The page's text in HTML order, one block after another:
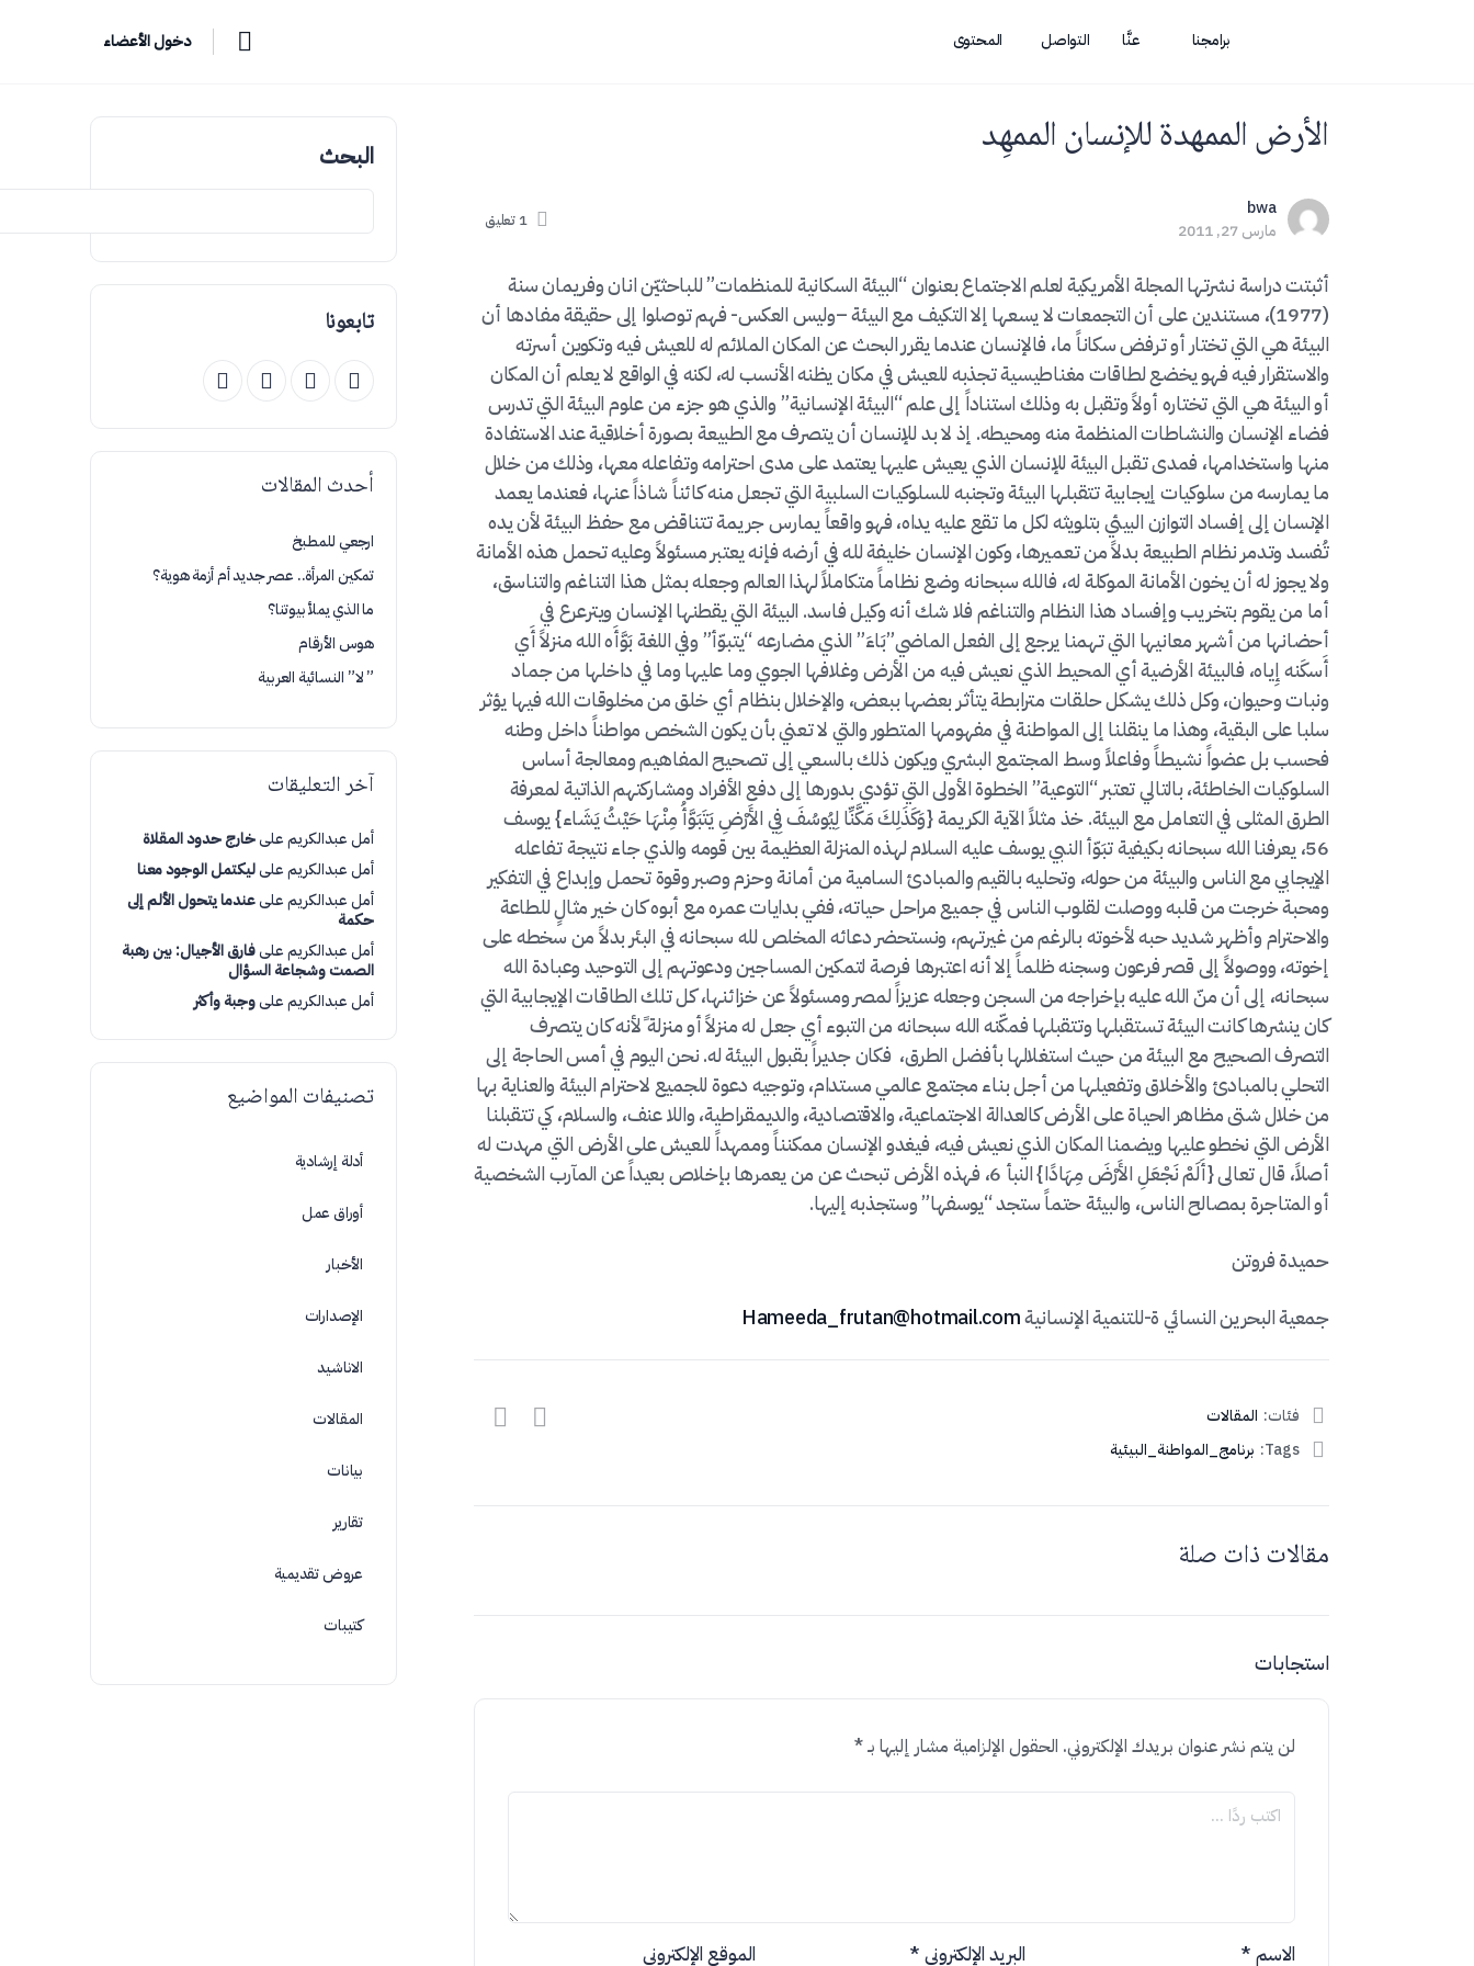
برامجنا عنَّا التواصل المحتوى دخول الأعضاء
الأرض الممهدة للإنسان الممهِد
bwa
مارس 27, 2011
1 تعليق
أثبتت دراسة نشرتها المجلة الأمريكية لعلم الاجتماع بعنوان “البيئة السكانية للمنظمات” للباحثيّن انان وفريمان سنة
(1977)، مستندين على أن التجمعات لا يسعها إلا التكيف مع البيئة –وليس العكس- فهم توصلوا إلى حقيقة مفادها أن
البيئة هي التي تختار أو ترفض سكاناً ما، فالإنسان عندما يقرر البحث عن المكان الملائم له للعيش فيه وتكوين أسرته
والاستقرار فيه فهو يخضع لطاقات مغناطيسية تجذبه للعيش في مكان يظنه الأنسب له، لكنه في الواقع لا يعلم أن المكان
أو البيئة هي التي تختاره أولاً وتقبل به وذلك استناداً إلى علم “البيئة الإنسانية” والذي هو جزء من علوم البيئة التي تدرس
فضاء الإنسان والنشاطات المنظمة منه ومحيطه. إذ لا بد للإنسان أن يتصرف مع الطبيعة بصورة أخلاقية عند الاستفادة
منها واستخدامها، فمدى تقبل البيئة للإنسان الذي يعيش عليها يعتمد على مدى احترامه وتفاعله معها، وذلك من خلال
ما يمارسه من سلوكيات إيجابية تتقبلها البيئة وتجنبه للسلوكيات السلبية التي تجعل منه كائناً شاذاً عنها، فعندما يعمد
الإنسان إلى إفساد التوازن البيئي بتلويثه لكل ما تقع عليه يداه، فهو واقعاً يمارس جريمة تتناقض مع حفظ البيئة لأن يده
تُفسد وتدمر نظام الطبيعة بدلاً من تعميرها، وكون الإنسان خليفة لله في أرضه فإنه يعتبر مسئولاً وعليه تحمل هذه الأمانة
ولا يجوز له أن يخون الأمانة الموكلة له، فالله سبحانه وضع نظاماً متكاملاً لهذا العالم وجعله بمثل هذا التناغم والتناسق،
أما من يقوم بتخريب وإفساد هذا النظام والتناغم فلا شك أنه وكيل فاسد. البيئة التي يقطنها الإنسان ويترعرع في
أحضانها من أشهر معانيها التي تهمنا يرجع إلى الفعل الماضي”بَاءَ” الذي مضارعه “يتبوّأ” وفي اللغة بَوَّأَه الله منزلاً أَي
أَسكَنه إِياه، فالبيئة الأرضية أي المحيط الذي نعيش فيه من الأرض وغلافها الجوي وما عليها وما في داخلها من جماد
ونبات وحيوان، وكل ذلك يشكل حلقات مترابطة يتأثر بعضها ببعض، والإخلال بنظام أي خلق من مخلوقات الله فيها يؤثر
سلبا على البقية، وهذا ما ينقلنا إلى المواطنة في مفهومها المتطور والتي لا تعني بأن يكون الشخص مواطناً داخل وطنه
فحسب بل عضواً نشيطاً وفاعلاً وسط المجتمع البشري ويكون ذلك بالسعي إلى تصحيح المفاهيم ومعالجة أساس
السلوكيات الخاطئة، بالتالي تعتبر “التوعية” الخطوة الأولى التي تؤدي بدورها إلى دفع الأفراد ومشاركتهم الذاتية لمعرفة
الطرق المثلى في التعامل مع البيئة. خذ مثلاً الآية الكريمة {وَكَذَلِكَ مَكَّنِّا لِيُوسُفَ فِي الأَرْضِ يَتَبَوَّأُ مِنْهَا حَيْثُ يَشَاء} يوسف
56، يعرفنا الله سبحانه بكيفية تبَوّأ النبي يوسف عليه السلام لهذه المنزلة العظيمة بين قومه والذي جاء نتيجة تفاعله
الإيجابي مع الناس والبيئة من حوله، وتحليه بالقيم والمبادئ السامية من أمانة وحزم وصبر وقوة تحمل وإبداع في التفكير
ومحبة خرجت من قلبه ووصلت لقلوب الناس في جميع مراحل حياته، ففي بدايات عمره مع أبوه كان خير مثالٍ للطاعة
والاحترام وأظهر شديد حبه لأخوته بالرغم من غيرتهم، ونستحضر دعائه المخلص لله سبحانه في البئر بدلاً من سخطه على
إخوته، ووصولاً إلى قصر فرعون وسجنه ظلماً إلا أنه اعتبرها فرصة لتمكين المساجين ودعوتهم إلى التوحيد وعبادة الله
سبحانه، إلى أن منّ الله عليه بإخراجه من السجن وجعله عزيزاً لمصر ومسئولاً عن خزائنها، كل تلك الطاقات الإيجابية التي
كان ينشرها كانت البيئة تستقبلها وتتقبلها فمكّنه الله سبحانه من التبوء أي جعل له منزلاً أو منزلة ًلأنه كان يتصرف
التصرف الصحيح مع البيئة من حيث استغلالها بأفضل الطرق، فكان جديراً بقبول البيئة له. نحن اليوم في أمس الحاجة إلى
التحلي بالمبادئ والأخلاق وتفعيلها من أجل بناء مجتمع عالمي مستدام، وتوجيه دعوة للجميع لاحترام البيئة والعناية بها
من خلال شتى مظاهر الحياة على الأرض كالعدالة الاجتماعية، والاقتصادية، والديمقراطية، واللا عنف، والسلام، كي تتقبلنا
الأرض التي نخطو عليها ويضمنا المكان الذي نعيش فيه، فيغدو الإنسان ممكنناً وممهداً للعيش على الأرض التي مهدت له
أصلاً، قال تعالى {أَلَمْ نَجْعَلِ الأَرْضَ مِهَادًا} النبأ 6، فهذه الأرض تبحث عن من يعمرها بإخلاص بعيداً عن المآرب الشخصية
أو المتاجرة بمصالح الناس، والبيئة حتماً ستجد “يوسفها” وستجذبه إليها.
حميدة فروتن
جمعية البحرين النسائي ة-للتنمية الإنسانيةHameeda_frutan@hotmail.com
فئات: المقالات
Tags: برنامج_المواطنة_البيئية
مقالات ذات صلة
استجابات
لن يتم نشر عنوان بريدك الإلكتروني. الحقول الإلزامية مشار إليها بـ*
الاسم * البريد الإلكتروني * الموقع الإلكتروني
البحث
تابعونا
أحدث المقالات
ارجعي للمطبخ
تمكين المرأة.. عصر جديد أم أزمة هوية؟
ما الذي يملأ بيوتنا؟
هوس الأرقام
” لا” النسائية العربية
آخر التعليقات
أمل عبدالكريمعلىخارج حدود المقلاة
أمل عبدالكريمعلىليكتمل الوجود معنا
أمل عبدالكريمعلىعندما يتحول الألم إلى
حكمة
أمل عبدالكريمعلىفارق الأجيال: بين رهبة
الصمت وشجاعة السؤال
أمل عبدالكريمعلىوجبة وأكثر
تصنيفات المواضيع
أدلة إرشادية
أوراق عمل
الأخبار
الإصدارات
الاناشيد
المقالات
بيانات
تقارير
عروض تقديمية
كتيبات